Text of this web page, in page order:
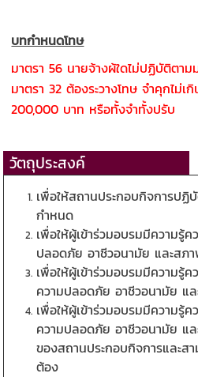
บทกําหนดโทษ
มาตรา 56 นายจ้างผ้ใดไม่ปฏิบัติตาม
มาตรา 32 ต้องระวางโทษ จําคุกไม่
200,000 บาท หรือทั้งจําทั้งปรับ
วัตถุประสงค์
เพื่อให้สถานประกอบกิจการป
กำหนด
เพื่อให้ผู้เข้าร่วมอบรมมีความรู้ค
ปลอดภัย อาชีวอนามัย และสภ
เพื่อให้ผู้เข้าร่วมอบรมมีความรู้ค
ความปลอดภัย อาชีวอนามัย แ
เพื่อให้ผู้เข้าร่วมอบรมมีความรู้ค
ความปลอดภัย อาชีวอนามัย แ
ของสถานประกอบกิจการและส
ต้อง